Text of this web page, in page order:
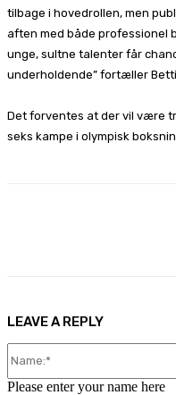
tilbage i hovedrollen, men
aften med både professionel
unge, sultne talenter får
underholdende” fortæller
Det forventes at der vil være
seks kampe i olympisk
LEAVE A REPLY
Please enter your name here